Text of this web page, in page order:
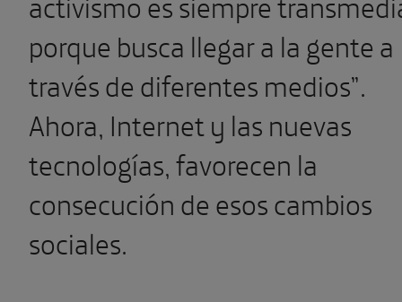
porque busca llegar a la gente a
través de diferentes medios”.
Ahora, Internet y las nuevas
tecnologías, favorecen la
consecución de esos cambios
sociales.